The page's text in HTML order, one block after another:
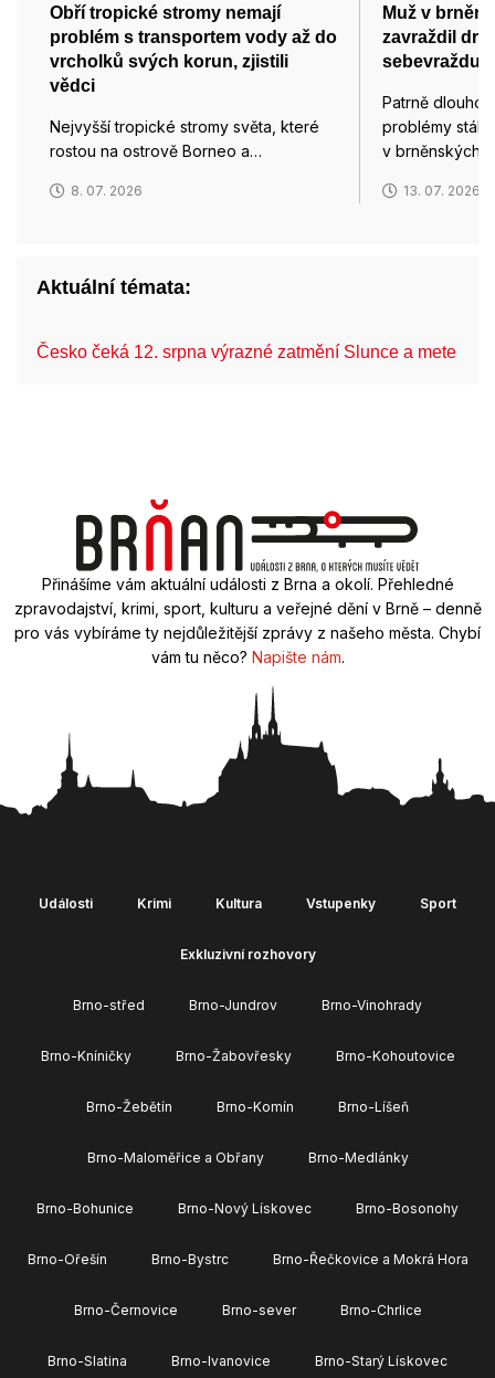
Obří tropické stromy nemají
problém s transportem vody až do
vrcholků svých korun, zjistili
vědci
Nejvyšší tropické stromy světa, které
rostou na ostrově Borneo a…
8. 07. 2026
Muž v
zavraždil
sebevraždu
Patrně
problémy stály
v brněnských
13. 07. 2026
Aktuální témata:
Česko čeká 12. srpna výrazné zatmění Slunce a mete…
Přinášíme vám aktuální události z Brna a okolí. Přehledné
zpravodajství, krimi, sport, kulturu a veřejné dění v Brně – denně
pro vás vybíráme ty nejdůležitější zprávy z našeho města. Chybí
vám tu něco? Napište nám.
Události Krimi Kultura Vstupenky Sport
Exkluzivní rozhovory
Brno-střed Brno-Jundrov Brno-Vinohrady
Brno-Kníničky Brno-Žabovřesky Brno-Kohoutovice
Brno-Žebětín Brno-Komín Brno-Líšeň
Brno-Maloměřice a Obřany Brno-Medlánky
Brno-Bohunice Brno-Nový Lískovec Brno-Bosonohy
Brno-Ořešín Brno-Bystrc Brno-Řečkovice a Mokrá Hora
Brno-Černovice Brno-sever Brno-Chrlice
Brno-Slatina Brno-Ivanovice Brno-Starý Lískovec